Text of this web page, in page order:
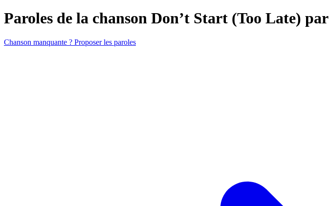
Paroles de la chanson Don’t Start (Too Late) par
Chanson manquante ? Proposer les paroles